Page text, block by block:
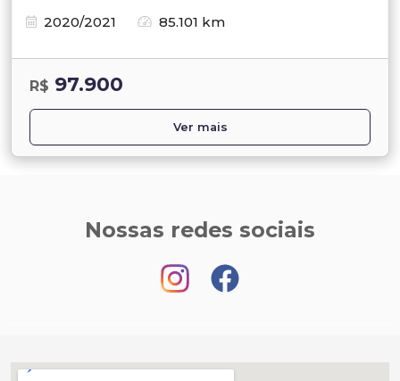
2020/2021
85.101 km
R$ 97.900
Ver mais
Nossas redes sociais